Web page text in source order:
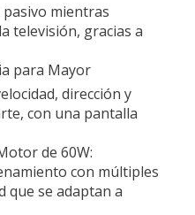
mientras
televisión, gracias a
para Mayor
dirección y
con una pantalla
de 60W:
con múltiples
que se adaptan a